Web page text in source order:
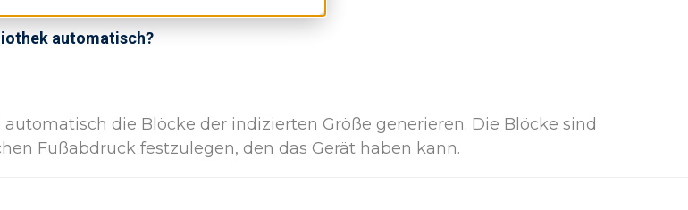
automatisch?
die Blöcke der indizierten Größe generieren. Die Blöcke sind
Fußabdruck festzulegen, den das Gerät haben kann.